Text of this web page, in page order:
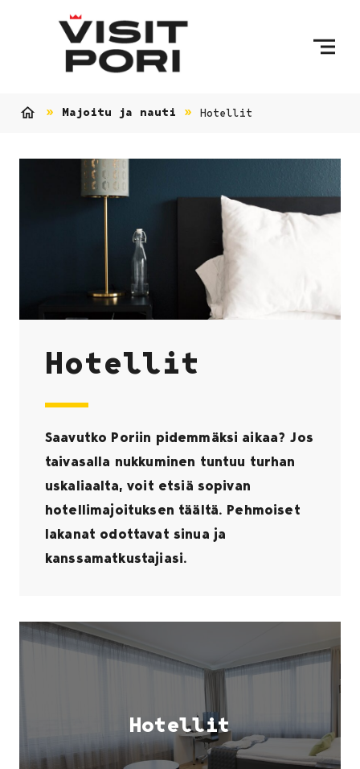
Majoitu ja nauti Hotellit
Hotellit
Saavutko Poriin pidemmäksi aikaa? Jos
taivasalla nukkuminen tuntuu turhan
uskaliaalta, voit etsiä sopivan
hotellimajoituksen täältä. Pehmoiset
lakanat odottavat sinua ja
kanssamatkustajiasi.
Hotellit